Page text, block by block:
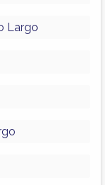
Largo